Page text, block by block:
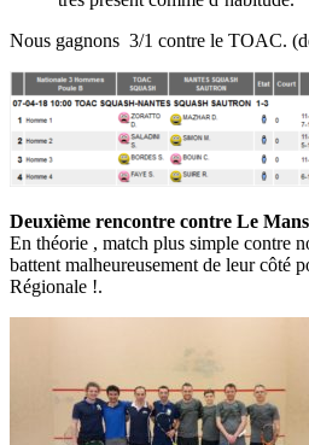
Nous gagnons 3/1 contre le TOAC.
Deuxième rencontre contre Le Mans
En théorie , match plus simple contre
battent malheureusement de leur côté
Régionale !.